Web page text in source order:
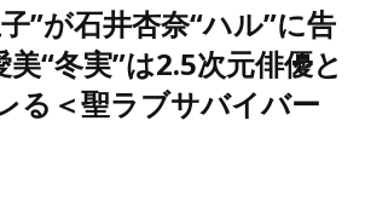
”が石井杏奈“ハル”に告
“冬実”は2.5次元俳優と
る＜聖ラブサバイバー